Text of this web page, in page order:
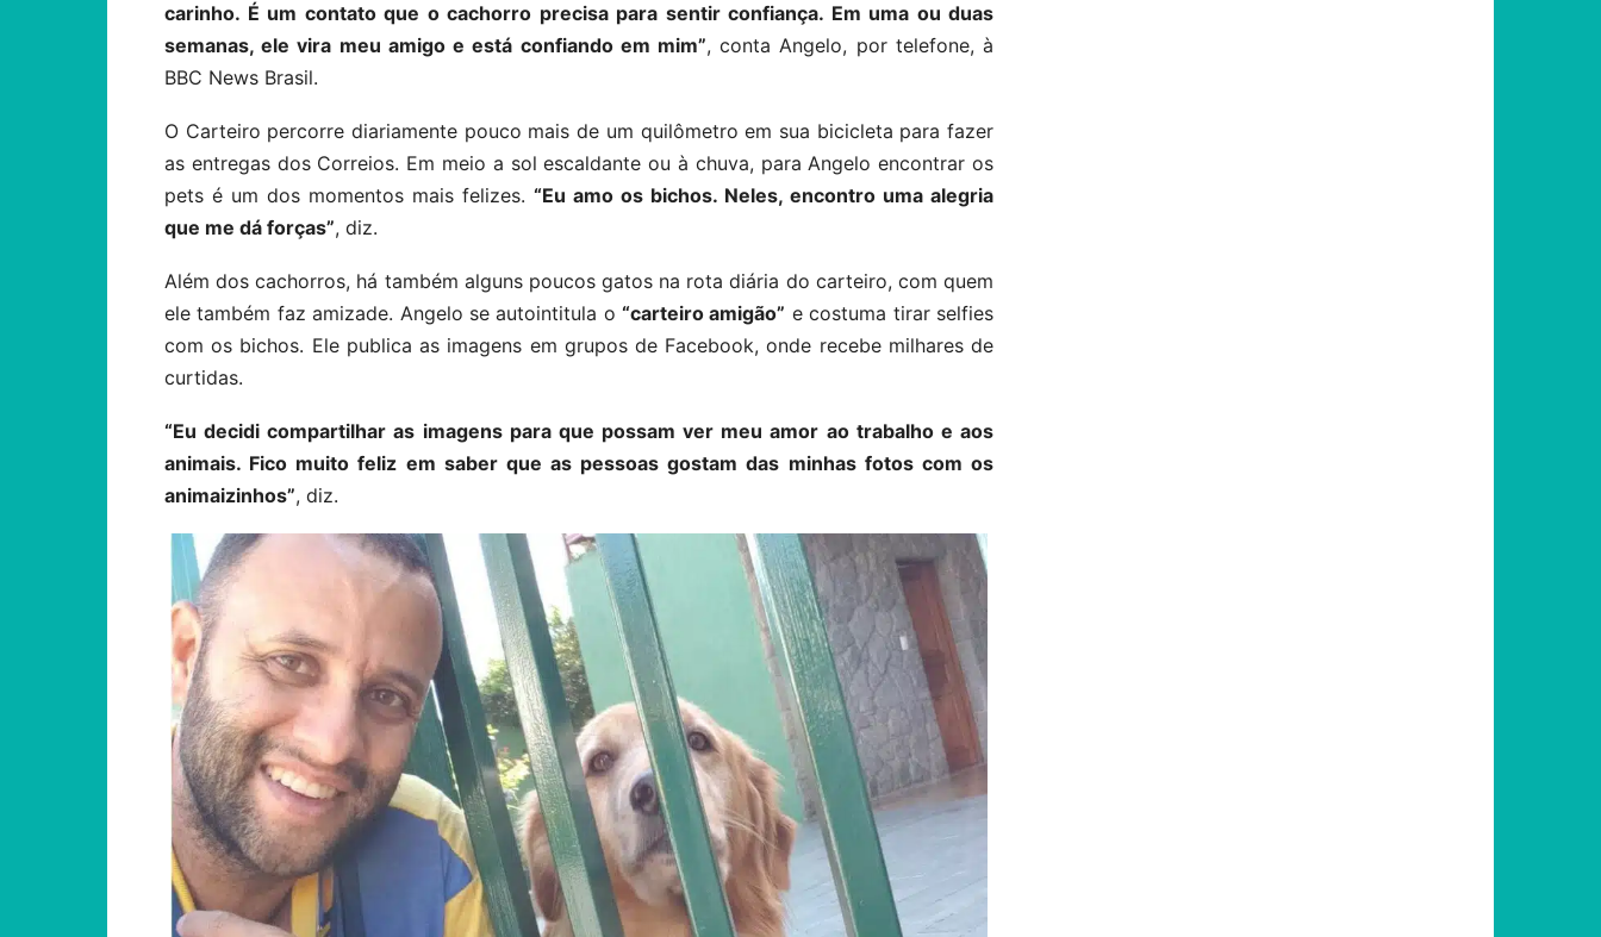
carinho. É um contato que o cachorro precisa para sentir confiança. Em uma ou duas
semanas, ele vira meu amigo e está confiando em mim”, conta Angelo, por telefone, à
BBC News Brasil.
O Carteiro percorre diariamente pouco mais de um quilômetro em sua bicicleta para fazer
as entregas dos Correios. Em meio a sol escaldante ou à chuva, para Angelo encontrar os
pets é um dos momentos mais felizes. “Eu amo os bichos. Neles, encontro uma alegria
que me dá forças”, diz.
Além dos cachorros, há também alguns poucos gatos na rota diária do carteiro, com quem
ele também faz amizade. Angelo se autointitula o“carteiro amigão” e costuma tirar selfies
com os bichos. Ele publica as imagens em grupos de Facebook, onde recebe milhares de
curtidas.
“Eu decidi compartilhar as imagens para que possam ver meu amor ao trabalho e aos
animais. Fico muito feliz em saber que as pessoas gostam das minhas fotos com os
animaizinhos”, diz.